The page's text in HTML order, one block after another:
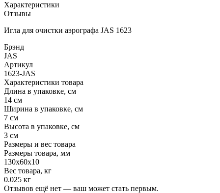
Характеристики
Отзывы
Игла для очистки аэрографа JAS 1623
Брэнд
JAS
Артикул
1623-JAS
Характеристики товара
Длина в упаковке, см
14 см
Ширина в упаковке, см
7 см
Высота в упаковке, см
3 см
Размеры и вес товара
Размеры товара, мм
130х60х10
Вес товара, кг
0.025 кг
Отзывов ещё нет — ваш может стать первым.